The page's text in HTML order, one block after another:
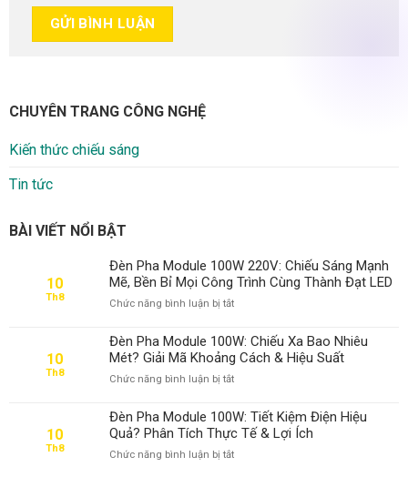
CHUYÊN TRANG CÔNG NGHỆ
Kiến thức chiếu sáng
Tin tức
BÀI VIẾT NỔI BẬT
10
Th8
Đèn Pha Module 100W 220V: Chiếu Sáng Mạnh
Mẽ, Bền Bỉ Mọi Công Trình Cùng Thành Đạt LED
Chức năng bình luận bị tắtở
Pha
Module
100W
220V:
Sáng
Mạnh
Mẽ,
Bền
10
Th8
Đèn Pha Module 100W: Chiếu Xa Bao Nhiêu
Mét? Giải Mã Khoảng Cách & Hiệu Suất
Chức năng bình luận bị tắtở
Pha
Module
100W:
Chiếu
10
Th8
Đèn Pha Module 100W: Tiết Kiệm Điện Hiệu
Quả? Phân Tích Thực Tế & Lợi Ích
Chức năng bình luận bị tắtở